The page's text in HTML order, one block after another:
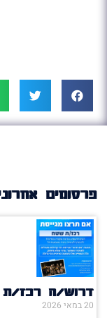
פרסומים
דרוש/ה רכז/
20 במאי 2026